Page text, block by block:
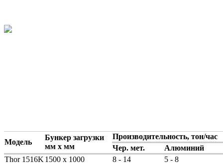
Модель
Бункер загрузки
мм х мм
Производительность, тон/час
Чер. мет.
Алюминий
Thor 1516K 1500 x 1000 8 - 14 5 - 8